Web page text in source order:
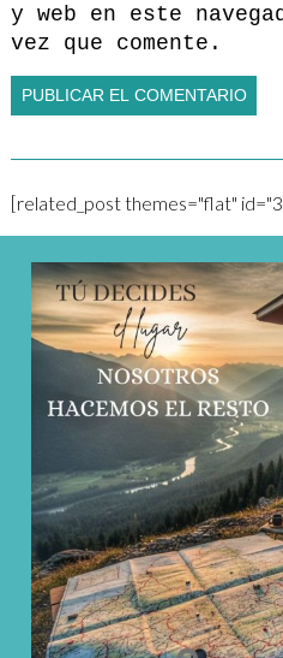
y web en este
vez que comente.
[related_post themes="flat"